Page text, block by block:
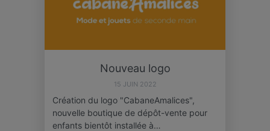
Nouveau logo
15 JUIN 2022
Création du logo "CabaneAmalices",
nouvelle boutique de dépôt-vente pour
enfants bientôt installée à…